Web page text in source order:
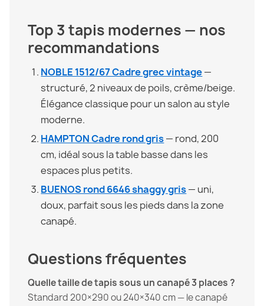
Top 3 tapis modernes — nos
recommandations
NOBLE 1512/67 Cadre grec vintage—
structuré, 2 niveaux de poils, crème/beige.
Élégance classique pour un salon au style
moderne.
HAMPTON Cadre rond gris— rond, 200
cm, idéal sous la table basse dans les
espaces plus petits.
BUENOS rond 6646 shaggy gris— uni,
doux, parfait sous les pieds dans la zone
canapé.
Questions fréquentes
Quelle taille de tapis sous un canapé 3 places ?
Standard 200×290 ou 240×340 cm — le canapé